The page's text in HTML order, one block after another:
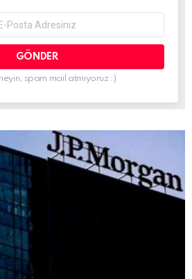
spam mail atmıyoruz :)